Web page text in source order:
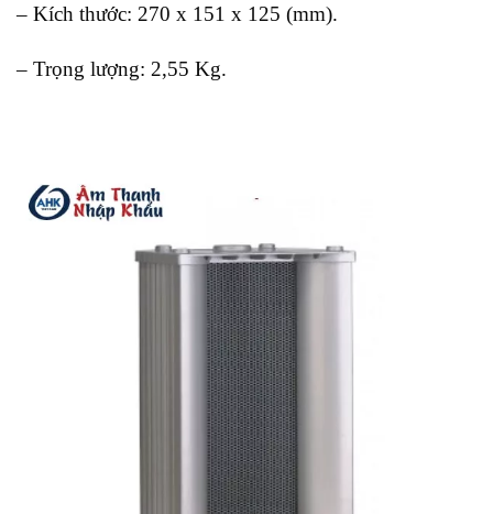
– Kích thước: 270 x 151 x 125 (mm).
– Trọng lượng: 2,55 Kg.